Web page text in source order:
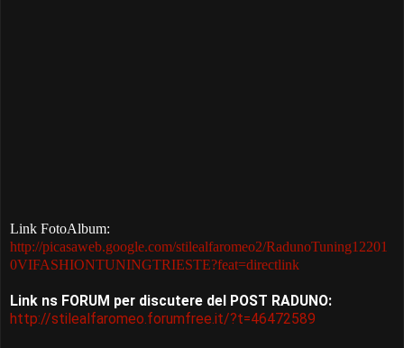
Link FotoAlbum:
http://picasaweb.google.com/stilealfaromeo2/RadunoTuning12201
0VIFASHIONTUNINGTRIESTE?feat=directlink
Link ns FORUM per discutere del POST RADUNO:
http://stilealfaromeo.forumfree.it/?t=46472589